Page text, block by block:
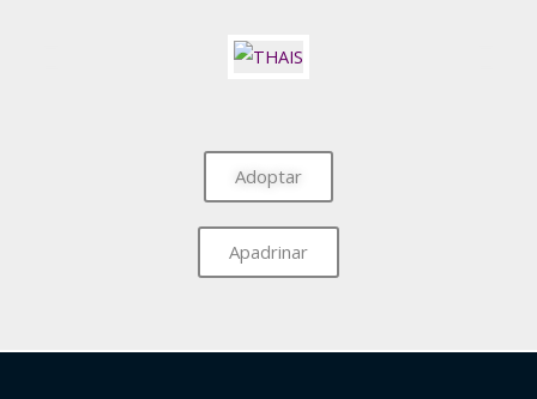
Adoptar
Apadrinar